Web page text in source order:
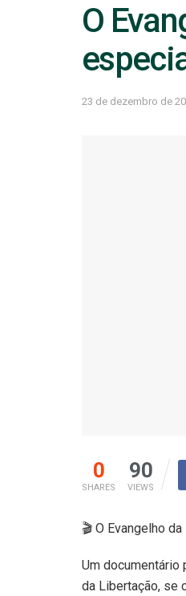
O
23 de dezembro de
0
SHARES
90
VIEWS
🎬 O Evangelho
Um
da Libertação, se